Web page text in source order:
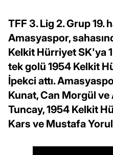
TFF 3. Lig 2. Grup 19.
Amasyaspor,
Kelkit Hürriyet SK'ya
tek golü 1954 Kelkit
İpekci attı.
Kunat, Can Morgül
Tuncay, 1954 Kelkit
Kars ve Mustafa